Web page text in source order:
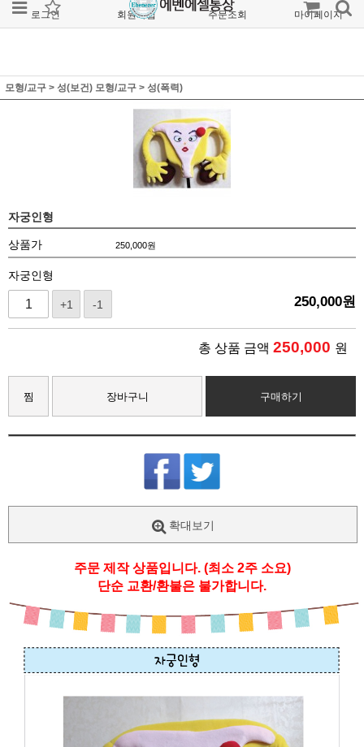
로그인 회원가입 주문조회 마이페이지
모형/교구 > 성(보건) 모형/교구 > 성(폭력)
자궁인형
상품가 250,000원
자궁인형
+1 -1 250,000원
총 상품 금액 250,000 원
찜 장바구니 구매하기
확대보기
주문 제작 상품입니다. (최소 2주 소요)
단순 교환/환불은 불가합니다.